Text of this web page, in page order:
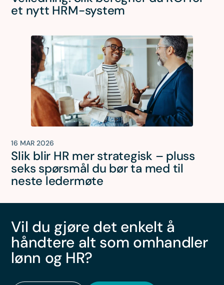
et nytt HRM-system
16 MAR 2026
Slik blir HR mer strategisk – pluss
seks spørsmål du bør ta med til
neste ledermøte
Vil du gjøre det enkelt å
håndtere alt som omhandler
lønn og HR?